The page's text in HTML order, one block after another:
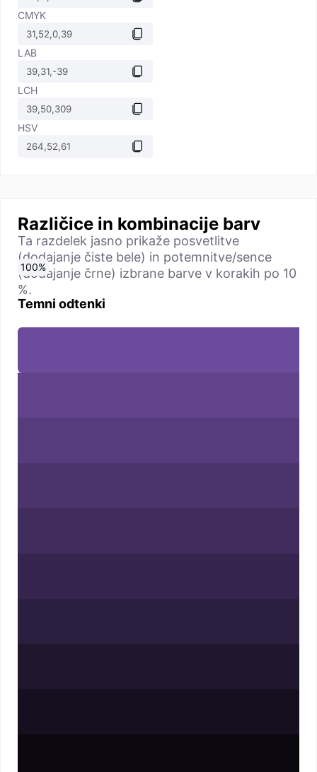
CMYK
LAB
LCH
HSV
Različice in kombinacije barv
Ta razdelek jasno prikaže posvetlitve
(dodajanje čiste bele) in potemnitve/sence
(dodajanje črne) izbrane barve v korakih po 10
%.
Temni odtenki
0%
10%
20%
30%
40%
50%
60%
70%
80%
90%
100%